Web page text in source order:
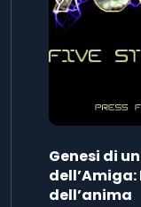
Genesi di
dell’anima